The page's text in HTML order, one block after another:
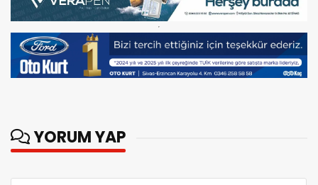
YORUM YAP